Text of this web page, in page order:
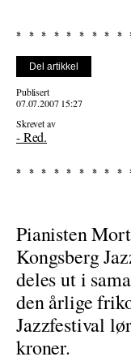
Del artikkel
Publisert
07.07.2007 15:27
Skrevet av
- Red.
Pianisten
Kongsberg
deles ut i
den årlige
Jazzfestival
kroner.